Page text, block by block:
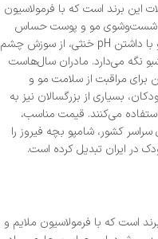
این برند است که با فرمولاسیون
شست‌وشوی مو و پوست حساس
نوزادان و کودکان کاملاً ایمن باشد. این شامپو با داشتن pH خنثی، از سوزش چشم
نگه می‌دارد. مادران سال‌هاست
برای مراقبت از سلامت مو و
بسیاری از بزرگسالان نیز به
می‌کنند. قیمت مناسب،
کشور، شامپو بچه فیروز را
در ایران تبدیل کرده است.
است که با فرمولاسیون ملایم و